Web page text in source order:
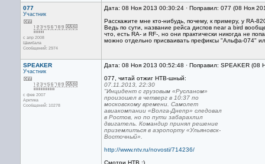
077
Участник
с апр 2008
Шамбала
Сообщений: 2974
Дата: 08 Ноя 2013 00:30:24 · Поправил: 077 (08 Ноя
Расскажите мне кто-нибудь, почему, к примеру, у RA-
Ведь по сути, название рейса диспов near a bird
что, есть RA- и RF-, но они практически никогда не
можно отдельно присваивать префиксы "Альфа-074"
SPEAKER
Участник
с фев 2007
Арктика
Сообщений: 10278
Дата: 08 Ноя 2013 00:52:48 · Поправил: SPEAKER (08
077, читай отжиг НТВ-шный:
07.11.2013, 22:30
"Инцидент с грузовым «Русланом»
произошел в четверг в 10:37 по
московскому времени. Самолет
авиакомпании «Волга-Днепр» следовал
в Ростов, но по пути забарахлил
двигатель. Командир принял решение
приземлиться в аэропорту «Ульяновск-
Восточный».
http://www.ntv.ru/novosti/714236/
Смотри НТВ :)